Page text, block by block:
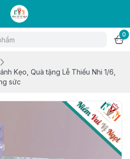
0
Kẹo, Quà tặng Lễ Thiếu Nhi 1/6,
sức